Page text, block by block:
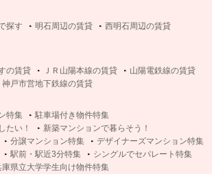
探す
明石周辺の賃貸
西明石周辺の賃貸
の賃貸
ＪＲ山陽本線の賃貸
山陽電鉄線の賃貸
神戸市営地下鉄線の賃貸
特集
駐車場付き物件特集
たい！
新築マンションで暮らそう！
分譲マンション特集
デザイナーズマンション特集
駅前・駅近3分特集
シングルでセパレート特集
庫県立大学学生向け物件特集